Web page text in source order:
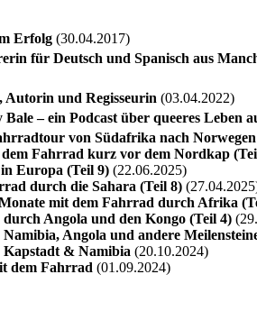
Erfolg (30.04.2017)
für Deutsch und Spanisch aus
Autorin und Regisseurin (03.04.2022)
– ein Podcast über queeres Leben
von Südafrika nach Norwegen
Fahrrad kurz vor dem Nordkap
Europa (Teil 9) (22.06.2025)
durch die Sahara (Teil 8)
mit dem Fahrrad durch Afrika
Angola und den Kongo (Teil 4)
Angola und andere
Kapstadt & Namibia (20.10.2024)
dem Fahrrad (01.09.2024)